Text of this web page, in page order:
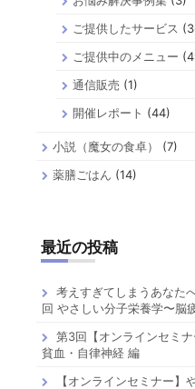
ご提供したサービス
ご提供中のメニュー
通信販売 (1)
開催レポート (44)
小説（魔女の食卓）
(7)
薬膳ごはん (14)
最近の投稿
考えすぎてしまうあなた
回 やさしい分子栄養学〜脳
第3回【オンラインセミ
貧血・自律神経 編
【オンラインセミナー